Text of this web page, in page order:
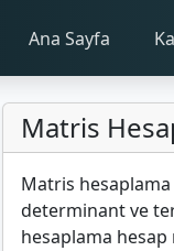
Ana Sayfa
Matris
Matris hesaplama
determinant ve
hesaplama hesap